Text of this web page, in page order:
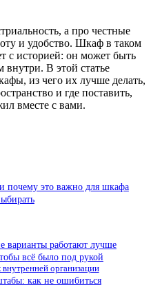
а про честные
и удобство. Шкаф в таком
с историей: он может быть
В этой статье
из чего их лучше делать,
и где поставить,
вместе с вами.
почему это важно для шкафа
варианты работают лучше
всё было под рукой
организации
как не ошибиться